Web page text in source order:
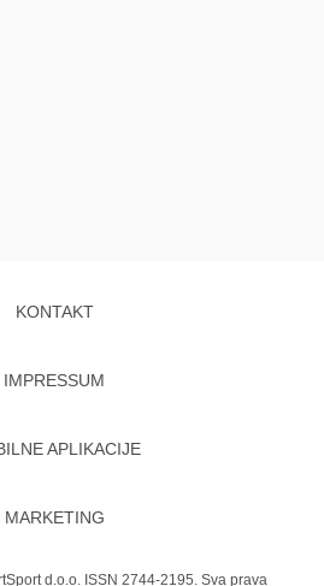
KONTAKT
IMPRESSUM
APLIKACIJE
MARKETING
d.o.o. ISSN 2744-2195. Sva prava